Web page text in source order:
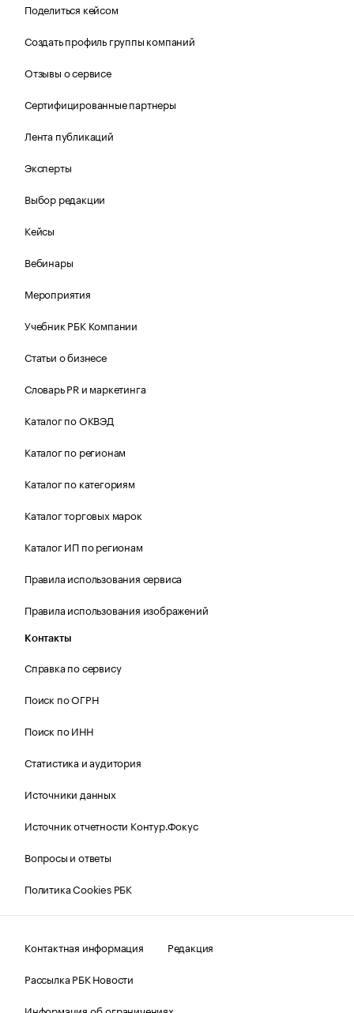
Поделиться кейсом
Создать профиль группы компаний
Отзывы о сервисе
Сертифицированные партнеры
Лента публикаций
Эксперты
Выбор редакции
Кейсы
Вебинары
Мероприятия
Учебник РБК Компании
Статьи о бизнесе
Словарь PR и маркетинга
Каталог по ОКВЭД
Каталог по регионам
Каталог по категориям
Каталог торговых марок
Каталог ИП по регионам
Правила использования сервиса
Правила использования изображений
Контакты
Справка по сервису
Поиск по ОГРН
Поиск по ИНН
Статистика и аудитория
Источники данных
Источник отчетности Контур.Фокус
Вопросы и ответы
Политика Cookies РБК
Контактная информация
Редакция
Рассылка РБК Новости